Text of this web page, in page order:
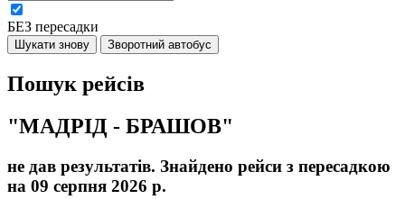
БЕЗ пересадки
Шукати знову Зворотний автобус
Пошук рейсів
"МАДРІД - БРАШОВ"
не дав результатів. Знайдено рейси з пересадкою
на 09 серпня 2026 р.